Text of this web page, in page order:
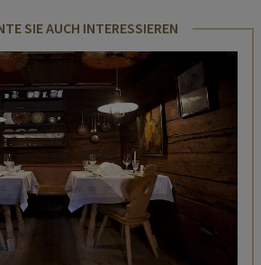
SIE AUCH INTERESSIEREN